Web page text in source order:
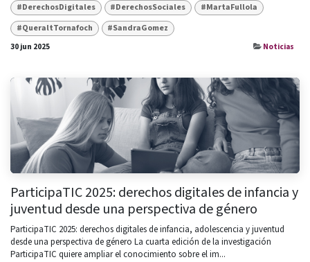
#DerechosDigitales #DerechosSociales
#MartaFullola
#QueraltTornafoch
#SandraGomez
30 jun 2025
Noticias
ParticipaTIC 2025: derechos digitales de infancia y
juventud desde una perspectiva de género
ParticipaTIC 2025: derechos digitales de infancia, adolescencia y juventud
desde una perspectiva de género La cuarta edición de la investigación
ParticipaTIC quiere ampliar el conocimiento sobre el im...